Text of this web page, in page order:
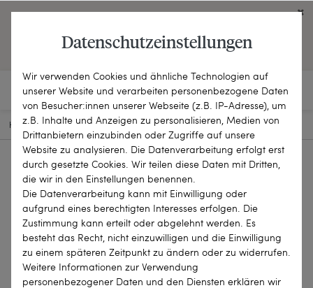
OPEN ENGLISH WEBSITE
HOME SCHMUCKSTÜCKE BROSCHEN & NADELN 26-0559
Datenschutzeinstellungen
Wir verwenden Cookies und ähnliche Technologien auf
unserer Website und verarbeiten personenbezogene Daten
von Besucher:innen unserer Webseite (z.B. IP-Adresse), um
z.B. Inhalte und Anzeigen zu personalisieren, Medien von
Drittanbietern einzubinden oder Zugriffe auf unsere
Website zu analysieren. Die Datenverarbeitung erfolgt erst
durch gesetzte Cookies. Wir teilen diese Daten mit Dritten,
die wir in den Einstellungen benennen.
Die Datenverarbeitung kann mit Einwilligung oder
aufgrund eines berechtigten Interesses erfolgen. Die
Zustimmung kann erteilt oder abgelehnt werden. Es
besteht das Recht, nicht einzuwilligen und die Einwilligung
zu einem späteren Zeitpunkt zu ändern oder zu widerrufen.
Weitere Informationen zur Verwendung
personenbezogener Daten und den Diensten erklären wir